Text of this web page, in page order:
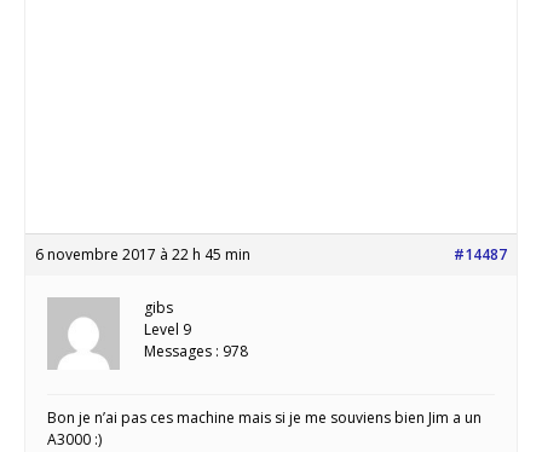
6 novembre 2017 à 22 h 45 min #14487
gibs
Level 9
Messages : 978
Bon je n’ai pas ces machine mais si je me souviens bien Jim a un
A3000 :)